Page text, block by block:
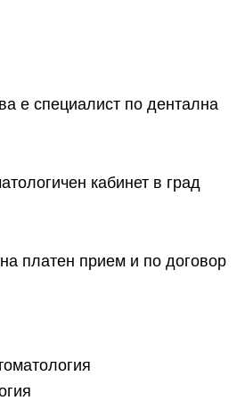
е специалист по дентална
кабинет в град
платен прием и по договор